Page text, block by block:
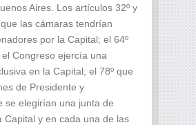
Aires. Los artículos 32º y
las cámaras tendrían
por la Capital; el 64º
el Congreso ejercía una
en la Capital; el 78º que
de Presidente y
se elegirían una junta de
Capital y en cada una de las